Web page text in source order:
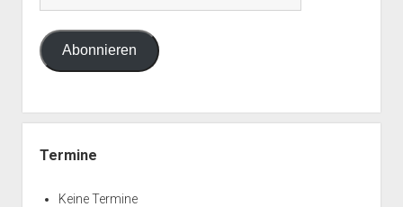
Mail-
Adresse
Abonnieren
Termine
Keine Termine